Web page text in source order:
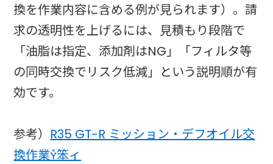
換を作業内容に含める例が見られます）。請
求の透明性を上げるには、見積もり段階で
「油脂は指定、添加剤はNG」「フィルタ等
の同時交換でリスク低減」という説明順が有
効です。
参考） R35 GT-R ミッション・デフオイル交
換作業笨ィ